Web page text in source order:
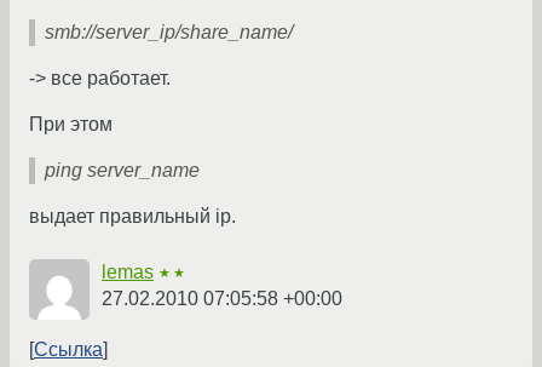
smb://server_ip/share_name/
-> все работает.
При этом
ping server_name
выдает правильный ip.
lemas ★★
27.02.2010 07:05:58 +00:00
Ссылка